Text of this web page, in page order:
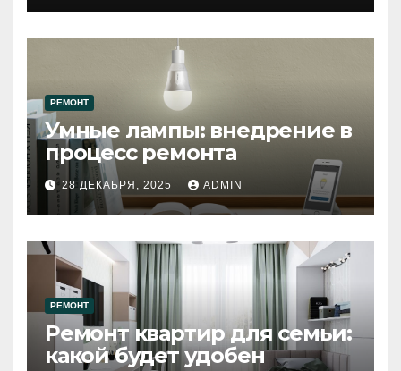
РЕМОНТ
Умные лампы: внедрение в
процесс ремонта
28 ДЕКАБРЯ, 2025 ADMIN
РЕМОНТ
Ремонт квартир для семьи:
какой будет удобен